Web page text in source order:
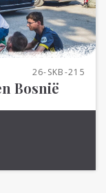
26-SKB-215
Bosnië